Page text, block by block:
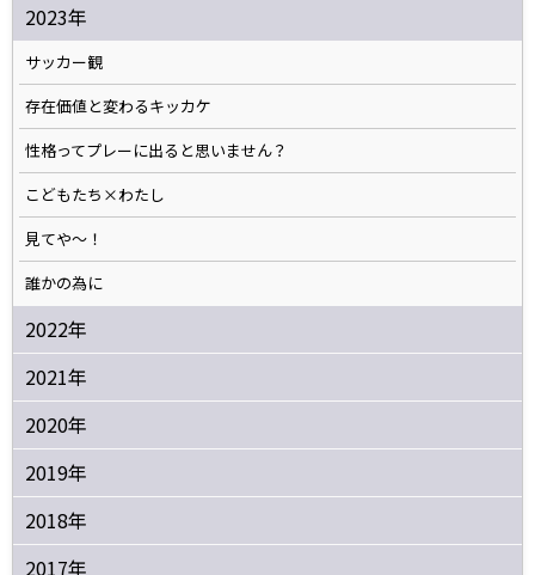
2023年
サッカー観
存在価値と変わるキッカケ
性格ってプレーに出ると思いません？
こどもたち×わたし
見てや～！
誰かの為に
2022年
2021年
2020年
2019年
2018年
2017年